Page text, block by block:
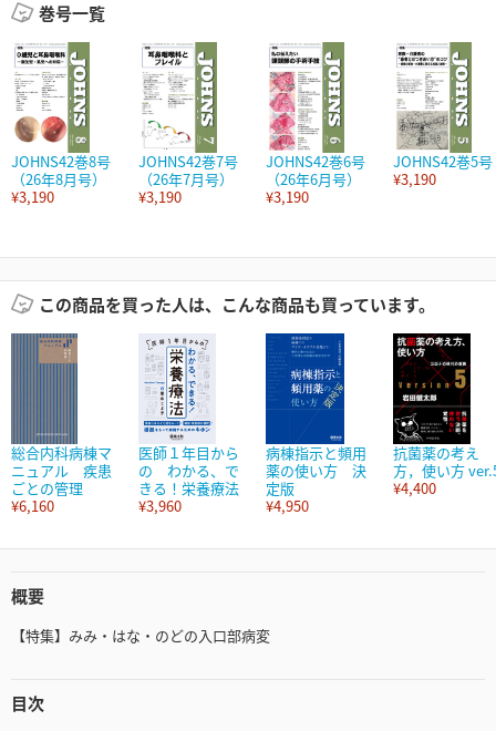
巻号一覧
JOHNS42巻8号
（26年8月号）
¥3,190
JOHNS42巻7号
（26年7月号）
¥3,190
JOHNS42巻6号
（26年6月号）
¥3,190
JOHNS42巻5号
¥3,190
この商品を買った人は、こんな商品も買っています。
総合内科病棟マ
ニュアル 疾患
ごとの管理
¥6,160
医師１年目から
の わかる、で
きる！栄養療法
¥3,960
病棟指示と頻用
薬の使い方 決
定版
¥4,950
抗菌薬の考え
方，使い方
¥4,400
概要
【特集】みみ・はな・のどの入口部病変
目次